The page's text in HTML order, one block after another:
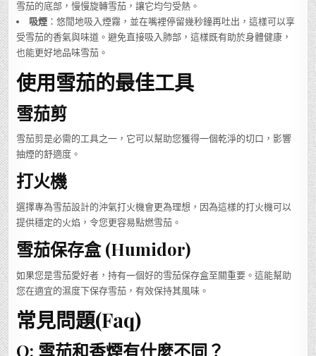
雪茄的底部，慢慢旋轉雪茄，讓它均勻受熱。
吸煙 ：悠閒地吸入煙霧，並在嘴裡停留幾秒鐘再吐出，這樣可以享
受雪茄的香氣與味道。避免直接吸入肺部，這樣既有助於身體健康，
也能更好地品味雪茄。
使用雪茄的最佳工具
雪茄剪
雪茄剪是必需的工具之一，它可以幫助您獲得一個乾淨的切口，影響
抽煙的舒適度。
打火機
選擇專為雪茄設計的沖氣打火機會更為理想，因為這樣的打火機可以
提供穩定的火焰，令您更容易點燃雪茄。
雪茄保存盒 (Humidor)
如果您是雪茄愛好者，持有一個好的雪茄保存盒至關重要。這能幫助
您在適宜的濕度下保存雪茄，有效保持其風味。
常見問題(Faq)
Q: 雪茄和香煙有什麼不同？